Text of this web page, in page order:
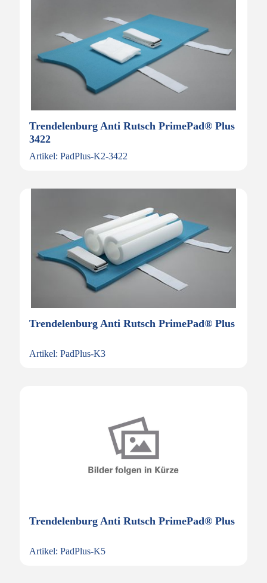
Trendelenburg Anti Rutsch PrimePad® Plus
3422
Artikel: PadPlus-K2-3422
Trendelenburg Anti Rutsch PrimePad® Plus
Artikel: PadPlus-K3
Trendelenburg Anti Rutsch PrimePad® Plus
Artikel: PadPlus-K5